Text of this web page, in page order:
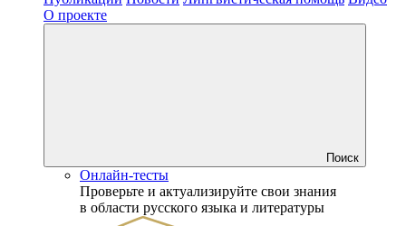
О проекте
Поиск
Онлайн-тесты
Проверьте и актуализируйте свои знания
в области русского языка и литературы